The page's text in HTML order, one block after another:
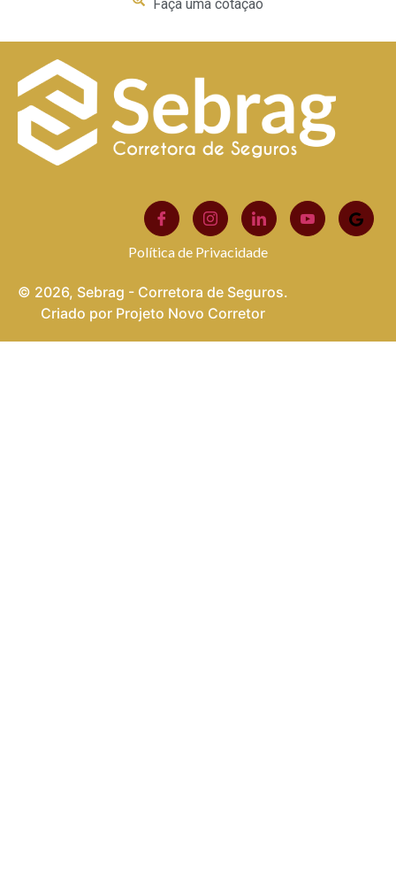
Faça uma cotação
© 2026, Sebrag - Corretora de Seguros.
Criado por Projeto Novo Corretor
Política de Privacidade